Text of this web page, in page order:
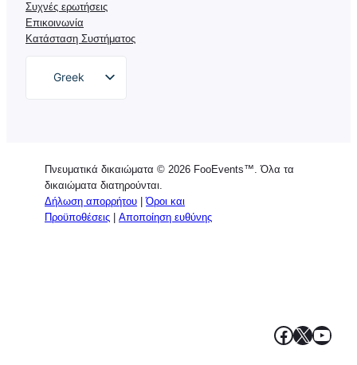
Συχνές ερωτήσεις
Επικοινωνία
Κατάσταση Συστήματος
Greek
English
Spanish
Italian
Πνευματικά δικαιώματα © 2026 FooEvents™. Όλα τα
δικαιώματα διατηρούνται.
Δήλωση απορρήτου |Όροι και
Προϋποθέσεις
Αποποίηση ευθύνης
Facebook
X